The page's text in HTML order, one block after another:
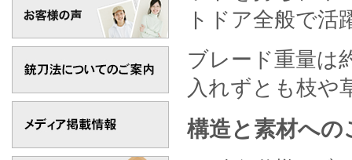
トドア全般で活
ブレード重量は
入れずとも枝や
構造と素材への